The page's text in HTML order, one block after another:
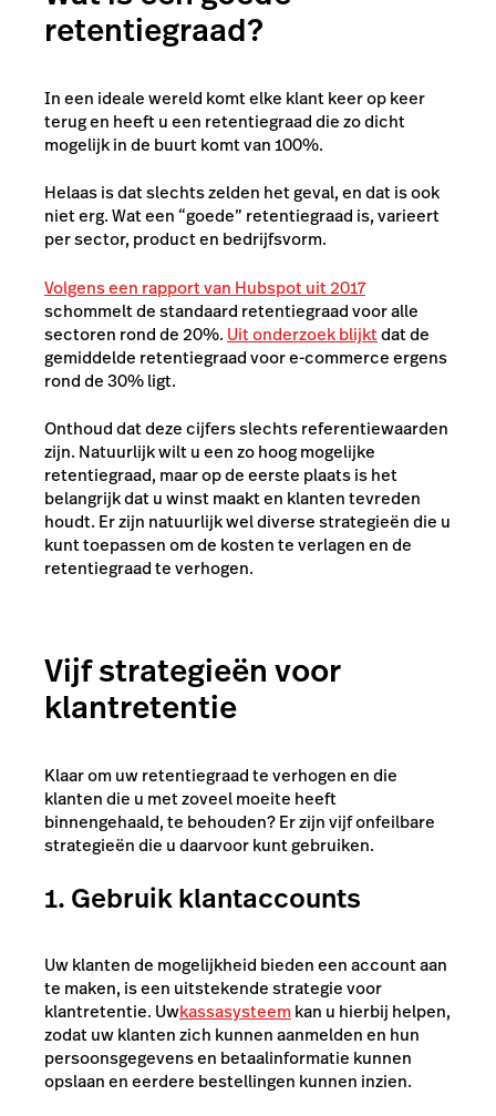
retentiegraad?
In een ideale wereld komt elke klant keer op keer
terug en heeft u een retentiegraad die zo dicht
mogelijk in de buurt komt van 100%.
Helaas is dat slechts zelden het geval, en dat is ook
niet erg. Wat een “goede” retentiegraad is, varieert
per sector, product en bedrijfsvorm.
Volgens een rapport van Hubspot uit 2017
schommelt de standaard retentiegraad voor alle
sectoren rond de 20%. Uit onderzoek blijktdat de
gemiddelde retentiegraad voor e-commerce ergens
rond de 30% ligt.
Onthoud dat deze cijfers slechts referentiewaarden
zijn. Natuurlijk wilt u een zo hoog mogelijke
retentiegraad, maar op de eerste plaats is het
belangrijk dat u winst maakt en klanten tevreden
houdt. Er zijn natuurlijk wel diverse strategieën die u
kunt toepassen om de kosten te verlagen en de
retentiegraad te verhogen.
Vijf strategieën voor
klantretentie
Klaar om uw retentiegraad te verhogen en die
klanten die u met zoveel moeite heeft
binnengehaald, te behouden? Er zijn vijf onfeilbare
strategieën die u daarvoor kunt gebruiken.
1. Gebruik klantaccounts
Uw klanten de mogelijkheid bieden een account aan
te maken, is een uitstekende strategie voor
klantretentie. Uwkassasysteemkan u hierbij helpen,
zodat uw klanten zich kunnen aanmelden en hun
persoonsgegevens en betaalinformatie kunnen
opslaan en eerdere bestellingen kunnen inzien.